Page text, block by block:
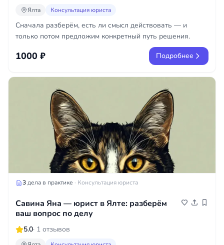
Ялта Консультация юриста
Сначала разберём, есть ли смысл действовать — и
только потом предложим конкретный путь решения.
1000 ₽ Подробнее
3дела в практике · Консультация юриста
Савина Яна — юрист в Ялте: разберём
ваш вопрос по делу
5.0· 1 отзывов